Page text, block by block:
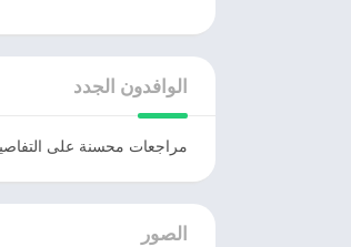
الوافدون الجدد
مراجعات محسنة على
الصور